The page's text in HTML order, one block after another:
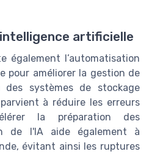
artificielle
également l’automatisation
pour améliorer la gestion de
systèmes de stockage
à réduire les erreurs
la préparation des
de l'IA aide également à
évitant ainsi les ruptures